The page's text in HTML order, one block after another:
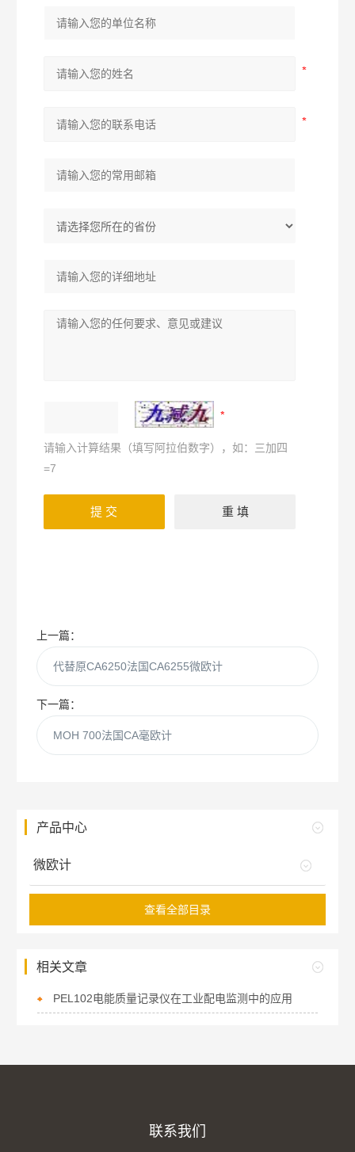
请输入计算结果（填写阿拉伯数字），如：三加四
=7
上一篇：
代替原CA6250法国CA6255微欧计
下一篇：
MOH 700法国CA毫欧计
产品中心
微欧计
查看全部目录
相关文章
PEL102电能质量记录仪在工业配电监测中的应用
联系我们